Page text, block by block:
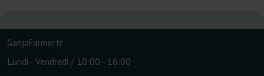
GanjaFarmer.fr
Lundi - Vendredi / 10:00 - 16:00